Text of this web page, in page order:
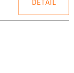
DETAIL